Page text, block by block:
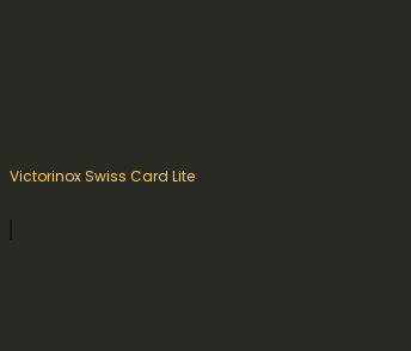
Victorinox Swiss Card Lite